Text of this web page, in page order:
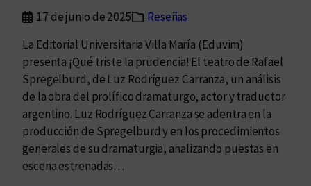
17 de junio de 2025
Reseñas
La Editorial Universitaria Villa María (Eduvim)
presenta ¡Qué triste la prudencia! El teatro de Rafael
Spregelburd, de Luz Rodríguez Carranza, un análisis
de la obra del prolífico dramaturgo, actor y traductor
argentino. Luz Rodríguez Carranza se adentra en la
producción de Spregelburd y en los procedimientos
generales de su dramaturgia, analizando puestas en
escena estrenadas…